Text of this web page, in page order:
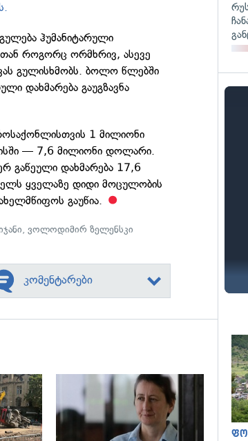
ჰუმანიტარული
როგორც ორმხრივ, ასევე
გულისხმობს. ბოლო წლებში
დახმარება გაუგზავნა
1 მილიონი
— 7,6 მილიონი დოლარი.
გაწეული დახმარება 17,6
ყველაზე დიდი მოცულობის
გაუწია.
,ვოლოდიმირ ზელენსკი
კომენტარები
გადახედვა